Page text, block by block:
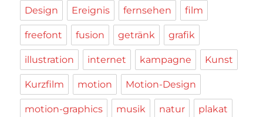
Design Ereignis fernsehen film
freefont fusion getränk grafik
illustration internet kampagne Kunst
Kurzfilm motion Motion-Design
motion-graphics musik natur plakat